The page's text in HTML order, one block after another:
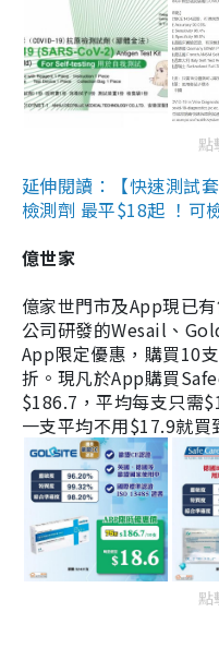
點
延伸閱讀：【快速測試
檢測劑 最平$18起 ！
億世家
億家世門市及App現已
公司研發的Wesail、
App限定優惠，購買10
折。現凡於App購買
$186.7，平均每支只需
一支平均不用$17.9就買
點